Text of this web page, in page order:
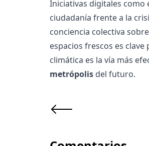
Iniciativas digitales como
ciudadanía frente a la
conciencia colectiva
espacios frescos es clave
climática es la vía más
metrópolis del futuro.